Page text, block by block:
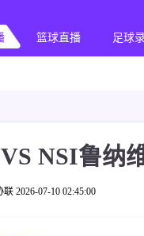
篮球直播 足球
NSI鲁纳
联 2026-07-10 02:45:00